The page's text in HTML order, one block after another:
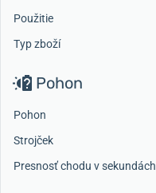
Použitie
Typ zboží
Pohon
Pohon
Strojček
Presnosť chodu v sekundách